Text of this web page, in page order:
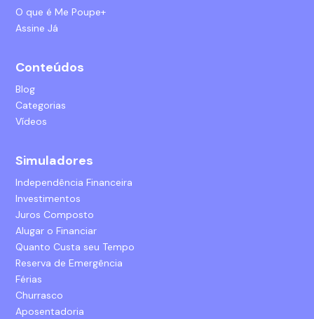
O que é Me Poupe+
Assine Já
Conteúdos
Blog
Categorias
Vídeos
Simuladores
Independência Financeira
Investimentos
Juros Composto
Alugar o Financiar
Quanto Custa seu Tempo
Reserva de Emergência
Férias
Churrasco
Aposentadoria